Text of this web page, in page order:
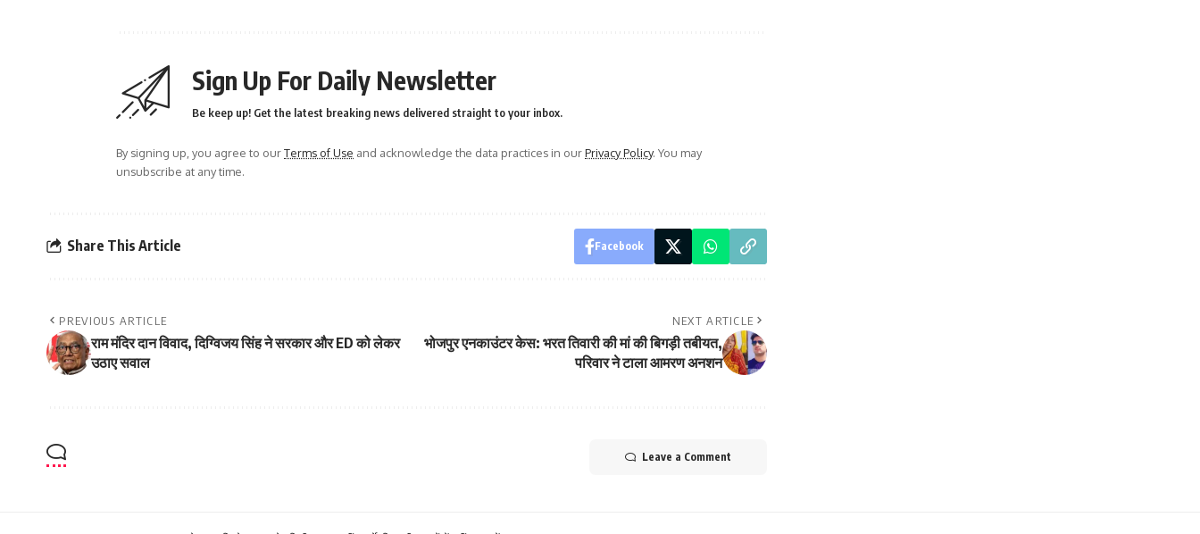
Sign Up For Daily Newsletter
Be keep up! Get the latest breaking news delivered straight to your inbox.
By signing up, you agree to ourTerms of Use and acknowledge the data practices in ourPrivacy Policy. You may
unsubscribe at any time.
Share This Article Facebook
PREVIOUS ARTICLE
राम मंदिर दान विवाद, दिग्विजय सिंह ने सरकार और ED को लेकर
उठाए सवाल
NEXT ARTICLE
भोजपुर एनकाउंटर केस: भरत तिवारी की मां की बिगड़ी तबीयत,
परिवार ने टाला आमरण अनशन
Leave a Comment